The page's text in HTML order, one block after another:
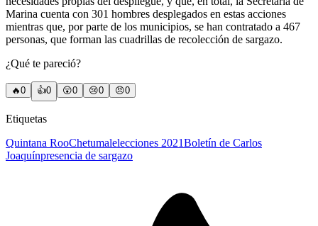
Marina cuenta con 301 hombres desplegados en estas acciones
mientras que, por parte de los municipios, se han contratado a 467
personas, que forman las cuadrillas de recolección de sargazo.
¿Qué te pareció?
🔥0 👍0 😲0 😢0 😠0
Etiquetas
Quintana RooChetumalelecciones 2021Boletín de Carlos
Joaquínpresencia de sargazo